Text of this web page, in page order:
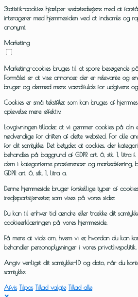
Statistik-cookies hjælper webstedsejere med at
interagerer med hjemmesiden ved at indsamle og
anonymt.
Marketing
Marketing-cookies bruges til at spore besøgende
Formålet er at vise annoncer, der er relevante og
bruger og dermed mere værdifulde for udgivere og
Cookies er små tekstfiler, som kan bruges af
oplevelse mere effektiv.
Lovgivningen tillader, at vi gemmer cookies på din
nødvendige for driften af dette websted. For alle
for dit samtykke. Det betyder, at cookies, der
behandles på baggrund af GDPR art. 6, stk. 1, litra
dem i kategorierne præferencer og markedsføring,
GDPR art. 6, stk. 1, litra a.
Denne hjemmeside bruger forskellige typer af
tredjepartstjenester, som vises på vores sider.
Du kan til enhver tid ændre eller trække dit
cookieerklæringen på vores hjemmeside.
Få mere at vide om, hvem vi er, hvordan du kan
behandler personoplysninger i vores privatlivspolitik.
Angiv venligst dit samtykke-ID og dato, når du
samtykke.
Afvis Tilpas Tillad valgte Tillad alle